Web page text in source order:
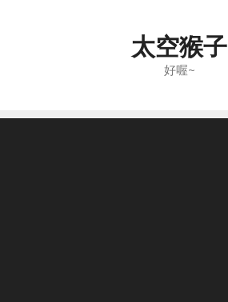
太空猴子
好喔~